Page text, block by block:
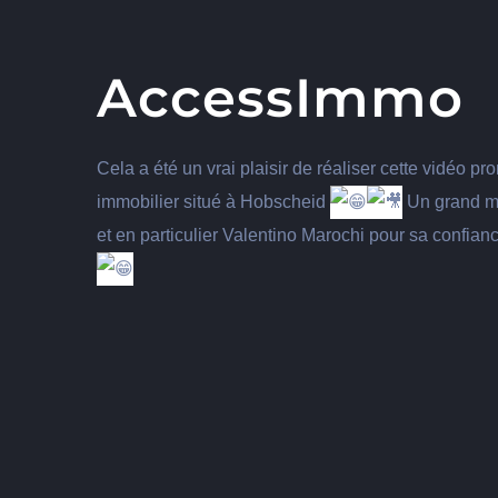
AccessImmo
Cela a été un vrai plaisir de réaliser cette vidéo
immobilier situé à Hobscheid
Un grand
et en particulier Valentino Marochi pour sa